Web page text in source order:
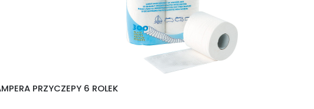
PRZYCZEPY 6 ROLEK